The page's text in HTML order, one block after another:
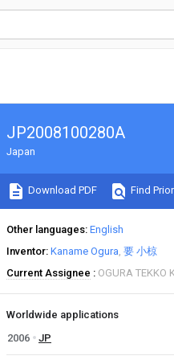
JP2008100280A
Japan
Download PDF Find
Other languages English
Inventor Kaname Ogura 要 小椋
Current Assignee
OGURA TEKKO
Worldwide applications
2006
JP